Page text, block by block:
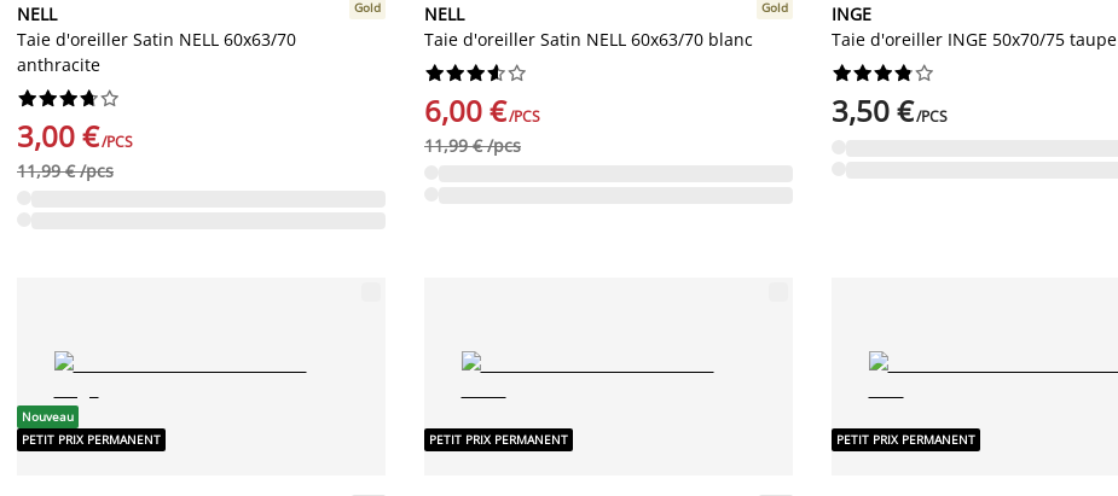
NELL
Taie d'oreiller Satin NELL 60x63/70
anthracite
Gold






3,00 €/PCS
11,99 € /pcs
NELL
Taie d'oreiller Satin NELL 60x63/70 blanc
Gold






6,00 €/PCS
11,99 € /pcs
INGE
Taie d'oreiller INGE 50x70/75 taupe






3,50 €/PCS
Nouveau
PETIT PRIX PERMANENT
PETIT PRIX PERMANENT PETIT PRIX PERMANENT